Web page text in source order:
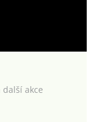
akce